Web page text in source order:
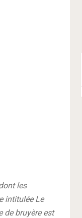
les
intitulée Le
de bruyère est